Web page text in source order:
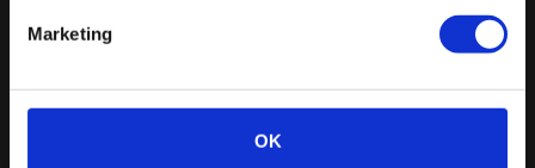
Marketing
OK
mobiliteitsbehoeften, de gewenste leaseperiode
en jouw voorkeursvoertuig.
een offerte opstellen die is afgestemd op jouw
specifieke vereisten. Je ontvangt binnen enkele
werkdagen bericht van ons. Als we vragen hebben